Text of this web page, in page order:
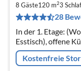
8 Gäste120 m23
28
In der 1. Etage:
Esstisch), offene
Backofen, Kühl-/
Kostenfreie